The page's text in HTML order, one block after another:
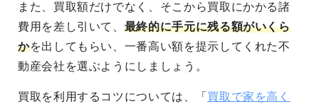
また、買取額だけでなく、そこから買取にかかる諸
費用を差し引いて、 最終的に手元に残る額がいくら
かを出してもらい、一番高い額を提示してくれた不
動産会社を選ぶようにしましょう。
買取を利用するコツについては、「 買取で家を高く